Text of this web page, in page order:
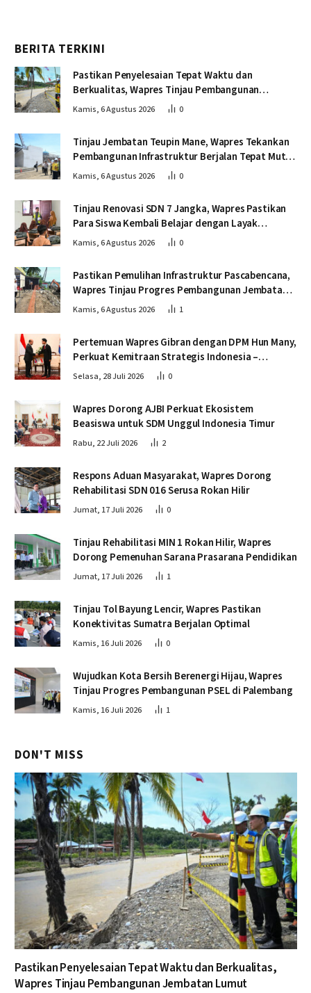
BERITA TERKINI
Pastikan Penyelesaian Tepat Waktu dan
Berkualitas, Wapres Tinjau Pembangunan
Jembatan Lumut
Kamis, 6 Agustus 2026 0
Tinjau Jembatan Teupin Mane, Wapres Tekankan
Pembangunan Infrastruktur Berjalan Tepat Mutu
dan Tepat Waktu
Kamis, 6 Agustus 2026 0
Tinjau Renovasi SDN 7 Jangka, Wapres Pastikan
Para Siswa Kembali Belajar dengan Layak
Pascabencana
Kamis, 6 Agustus 2026 0
Pastikan Pemulihan Infrastruktur Pascabencana,
Wapres Tinjau Progres Pembangunan Jembatan
Krueng Tingkeum Bireuen
Kamis, 6 Agustus 2026 1
Pertemuan Wapres Gibran dengan DPM Hun Many,
Perkuat Kemitraan Strategis Indonesia –
Kamboja
Selasa, 28 Juli 2026 0
Wapres Dorong AJBI Perkuat Ekosistem
Beasiswa untuk SDM Unggul Indonesia Timur
Rabu, 22 Juli 2026 2
Respons Aduan Masyarakat, Wapres Dorong
Rehabilitasi SDN 016 Serusa Rokan Hilir
Jumat, 17 Juli 2026 0
Tinjau Rehabilitasi MIN 1 Rokan Hilir, Wapres
Dorong Pemenuhan Sarana Prasarana Pendidikan
Jumat, 17 Juli 2026 1
Tinjau Tol Bayung Lencir, Wapres Pastikan
Konektivitas Sumatra Berjalan Optimal
Kamis, 16 Juli 2026 0
Wujudkan Kota Bersih Berenergi Hijau, Wapres
Tinjau Progres Pembangunan PSEL di Palembang
Kamis, 16 Juli 2026 1
DON'T MISS
Pastikan Penyelesaian Tepat Waktu dan Berkualitas,
Wapres Tinjau Pembangunan Jembatan Lumut